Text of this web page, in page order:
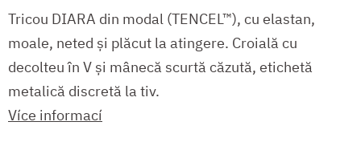
Tricou DIARA din modal (TENCEL™), cu elastan,
moale, neted și plăcut la atingere. Croială cu
decolteu în V și mânecă scurtă căzută, etichetă
metalică discretă la tiv.
Více informací